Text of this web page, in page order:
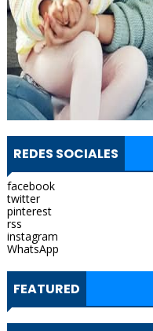
REDES SOCIALES
facebook
twitter
pinterest
rss
instagram
WhatsApp
FEATURED